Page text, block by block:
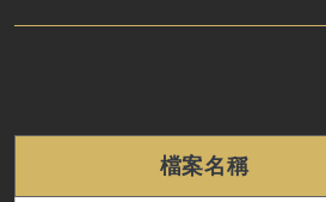
檔案名稱